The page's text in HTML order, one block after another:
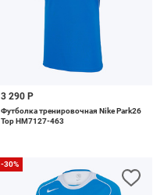
3 290 Р
Футболка тренировочная Nike Park26
Top HM7127-463
-30%